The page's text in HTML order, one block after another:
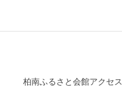
柏南ふるさと会館アクセス